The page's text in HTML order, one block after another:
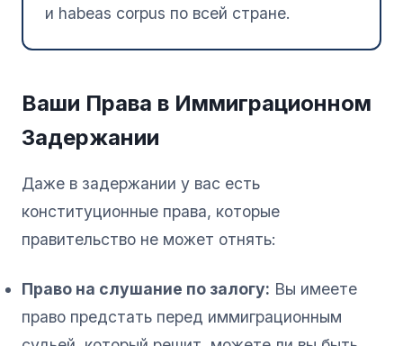
и habeas corpus по всей стране.
Ваши Права в Иммиграционном
Задержании
Даже в задержании у вас есть
конституционные права, которые
правительство не может отнять:
Право на слушание по залогу: Вы имеете
право предстать перед иммиграционным